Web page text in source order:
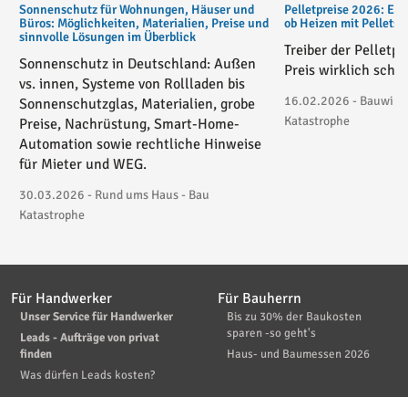
Sonnenschutz für Wohnungen, Häuser und
Büros: Möglichkeiten, Materialien, Preise und
sinnvolle Lösungen im Überblick
Sonnenschutz in Deutschland: Außen
vs. innen, Systeme von Rollladen bis
Sonnenschutzglas, Materialien, grobe
Preise, Nachrüstung, Smart-Home-
Automation sowie rechtliche Hinweise
für Mieter und WEG.
30.03.2026 - Rund ums Haus - Bau
Katastrophe
Pelletpreise 2026:
ob Heizen mit Pellets
Treiber der
Preis wirklich
16.02.2026 -
Katastrophe
Für Handwerker
Unser Service für Handwerker
Leads - Aufträge von privat
finden
Was dürfen Leads kosten?
Für Bauherrn
Bis zu 30% der Baukosten
sparen -so geht's
Haus- und Baumessen 2026